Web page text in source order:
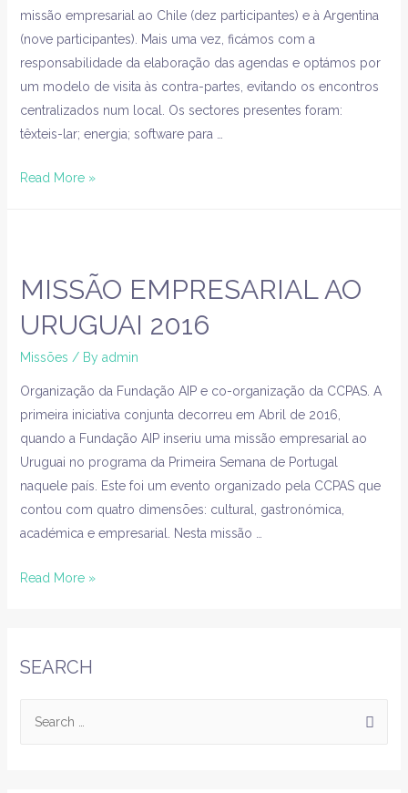
missão empresarial ao Chile (dez participantes) e à Argentina
(nove participantes). Mais uma vez, ficámos com a
responsabilidade da elaboração das agendas e optámos por
um modelo de visita às contra-partes, evitando os encontros
centralizados num local. Os sectores presentes foram:
têxteis-lar; energia; software para …
Read More »
MISSÃO EMPRESARIAL AO
URUGUAI 2016​
Missões / By admin
Organização da Fundação AIP e co-organização da CCPAS. A
primeira iniciativa conjunta decorreu em Abril de 2016,
quando a Fundação AIP inseriu uma missão empresarial ao
Uruguai no programa da Primeira Semana de Portugal
naquele país. Este foi um evento organizado pela CCPAS que
contou com quatro dimensões: cultural, gastronómica,
académica e empresarial. Nesta missão …
Read More »
SEARCH